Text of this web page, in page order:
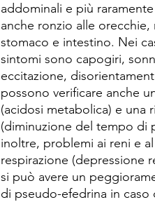
addominali e più
anche ronzio alle
stomaco e intestino. Nei
sintomi sono capogiri,
eccitazione,
possono verificare anche
(acidosi metabolica) e una
(diminuzione del tempo di
inoltre, problemi ai reni e
respirazione (depressione
si può avere un
di pseudo-efedrina in